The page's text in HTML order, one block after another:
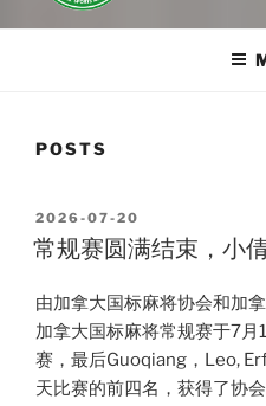
POSTS
POSTED
ON
2026-07-20
常规赛圆满结束，小
由加拿大国标麻将协会和加
加拿大国标麻将常规赛于7
赛，最后Guoqiang，Leo,
天比赛的前四名，获得了协会